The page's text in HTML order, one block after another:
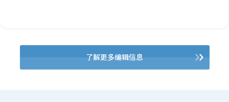
了解更多编辑信息